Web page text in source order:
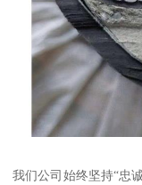
我们公司始终坚持“忠